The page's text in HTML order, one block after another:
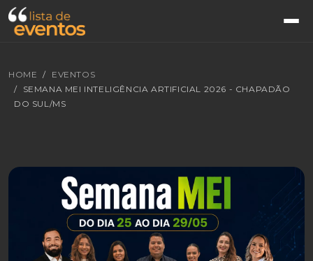
HOME
EVENTOS
SEMANA MEI INTELIGÊNCIA ARTIFICIAL 2026 - CHAPADÃO
DO SUL/MS